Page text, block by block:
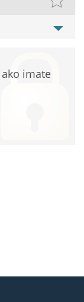
imate